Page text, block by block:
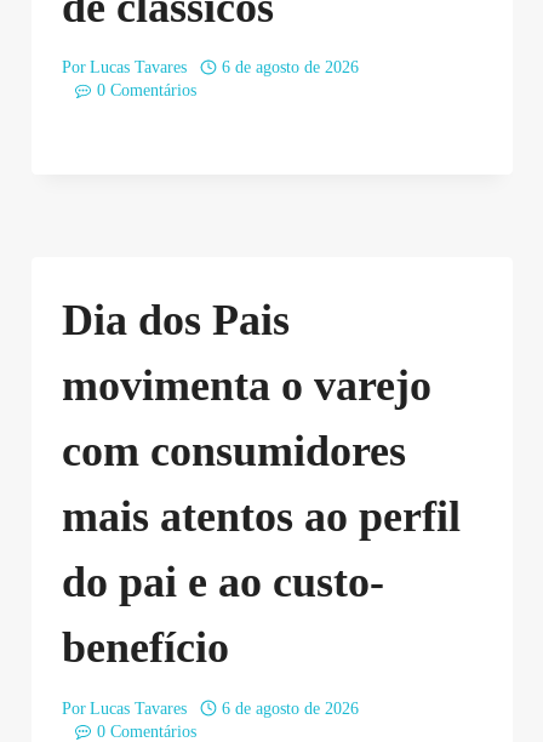
Por Lucas Tavares
6 de agosto de 2026
0 Comentários
Dia dos Pais
movimenta o varejo
com consumidores
mais atentos ao perfil
do pai e ao custo-
benefício
Por Lucas Tavares
6 de agosto de 2026
0 Comentários